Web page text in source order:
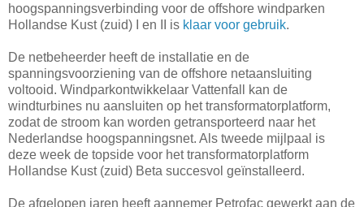
hoogspanningsverbinding voor de offshore windparken
Hollandse Kust (zuid) I en II is klaar voor gebruik.
De netbeheerder heeft de installatie en de
spanningsvoorziening van de offshore netaansluiting
voltooid. Windparkontwikkelaar Vattenfall kan de
windturbines nu aansluiten op het transformatorplatform,
zodat de stroom kan worden getransporteerd naar het
Nederlandse hoogspanningsnet. Als tweede mijlpaal is
deze week de topside voor het transformatorplatform
Hollandse Kust (zuid) Beta succesvol geïnstalleerd.
De afgelopen jaren heeft aannemer Petrofac gewerkt aan de